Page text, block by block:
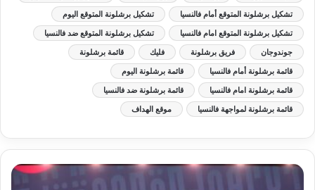
تشكيل برشلونة المتوقع أمام فالنسيا تشكيل برشلونة المتوقع اليوم
تشكيل برشلونة المتوقع امام فالنسيا تشكيل برشلونة المتوقع ضد فالنسيا
جوندوجان فريق برشلونة فليك قائمة برشلونة
قائمة برشلونة أمام فالنسيا قائمة برشلونة اليوم
قائمة برشلونة امام فالنسيا قائمة برشلونة ضد فالنسيا
قائمة برشلونة لمواجهة فالنسيا موقع الهداف